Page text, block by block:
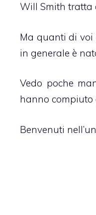
Will Smith tratta
Ma quanti di
in generale è
Vedo poche
hanno compiuto
Benvenuti